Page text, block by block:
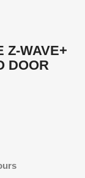
Z-WAVE+
DOOR